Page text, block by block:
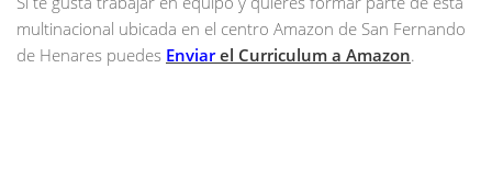
multinacional ubicada en el centro Amazon de San Fernando
de Henares puedes Enviarel Curriculum a Amazon.